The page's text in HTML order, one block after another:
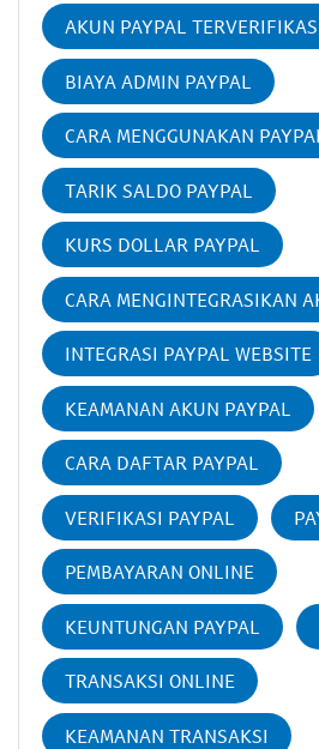
AKUN PAYPAL
BIAYA ADMIN PAYPAL
CARA MENGGUNAKAN
TARIK SALDO PAYPAL
KURS DOLLAR PAYPAL
CARA MENGINTEGRASIKAN
INTEGRASI PAYPAL WEBSITE
KEAMANAN AKUN PAYPAL
CARA DAFTAR PAYPAL
VERIFIKASI PAYPAL
PEMBAYARAN ONLINE
KEUNTUNGAN PAYPAL
TRANSAKSI ONLINE
KEAMANAN TRANSAKSI